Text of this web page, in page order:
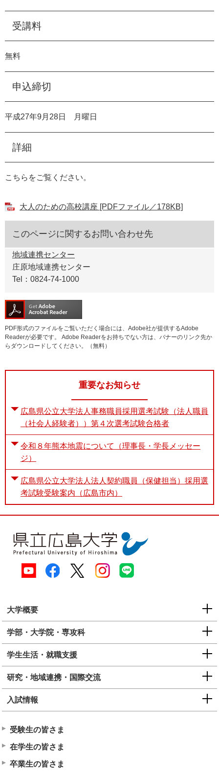
受講料
無料
申込締切
平成27年9月28日 月曜日
詳細
こちらをご覧ください。
大人のための高校講座 [PDFファイル／178KB]
このページに関するお問い合わせ先
地域連携センター
庄原地域連携センター
Tel：0824-74-1000
PDF形式のファイルをご覧いただく場合には、Adobe社が提供するAdobe
Readerが必要です。
Adobe Readerをお持ちでない方は、バナーのリンク先か
らダウンロードしてください。（無料）
重要なお知らせ
広島県公立大学法人事務職員採用選考試験（法人職員
（社会人経験者））第４次選考試験合格者
令和８年熊本地震について（理事長・学長メッセー
ジ）
広島県公立大学法人法人契約職員（保健担当）採用選
考試験受験案内（広島市内）
大学概要
学部・大学院・専攻科
学生生活・就職支援
研究・地域連携・国際交流
入試情報
受験生の皆さま
在学生の皆さま
卒業生の皆さま